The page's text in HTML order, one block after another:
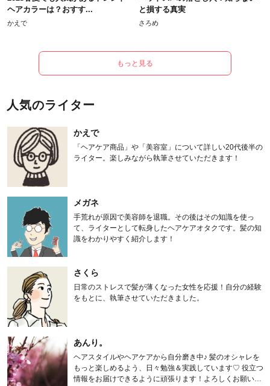
ヘアカラーは？おすす...
かえで
と損する真実
さろめ
もっと見る
人気のライター
かえで
「ヘアケア商品」や「美容室」について詳しい20代後半の
ライター。楽しみながら執筆させていただきます！
メガネ
手荒れが原因で美容師を退職。その後はその知識を使っ
て、ライターとして転身したヘアケアオタクです。髪の知
識をわかりやすく紹介します！
さくら
日常のストレスで髪が薄くなった女性を応援！自分の経験
をもとに、執筆させていただきました。
あんり。
ヘアスタイルやヘアケアから自分磨き中♪ 髪のオシャレを
もっと楽しめるよう、日々勉強＆実践しています♡ 役立つ
情報をお届けできるように頑張ります！よろしくお願いし